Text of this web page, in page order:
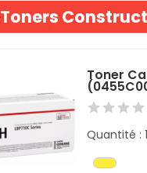
Toners
Toner
Quantité :